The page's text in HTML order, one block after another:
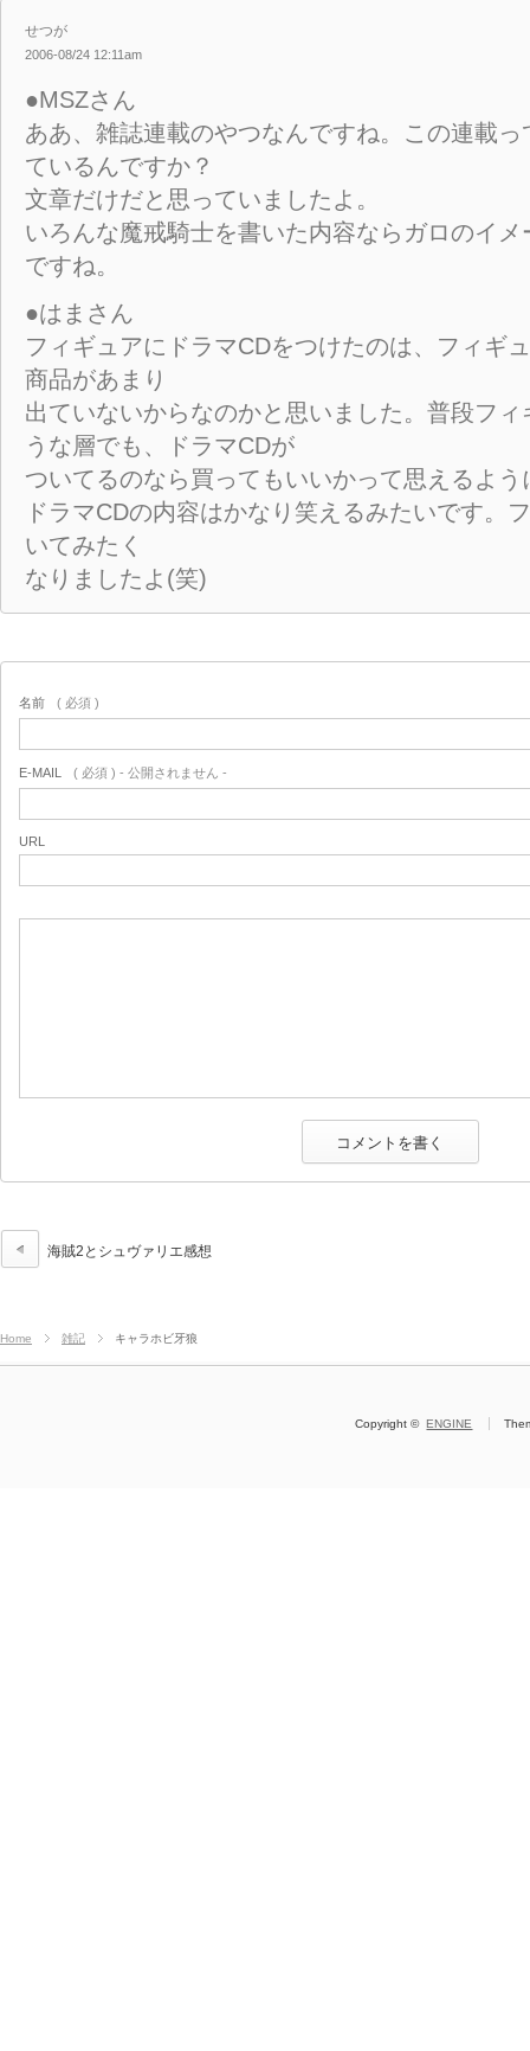
せつが
2006-08/24 12:11am
●MSZさん
ああ、雑誌連載のやつなんですね。この連載
ているんですか？
文章だけだと思っていましたよ。
いろんな魔戒騎士を書いた内容ならガロのイ
ですね。
●はまさん
フィギュアにドラマCDをつけたのは、フィギ
商品があまり
出ていないからなのかと思いました。普段フ
うな層でも、ドラマCDが
ついてるのなら買ってもいいかって思えるよう
ドラマCDの内容はかなり笑えるみたいです。
いてみたく
なりましたよ(笑)
名前 ( 必須 )
E-MAIL ( 必須 ) - 公開されません -
URL
海賊2とシュヴァリエ感想
Home 雑記 キャラホビ牙狼
Copyright ©ENGINE